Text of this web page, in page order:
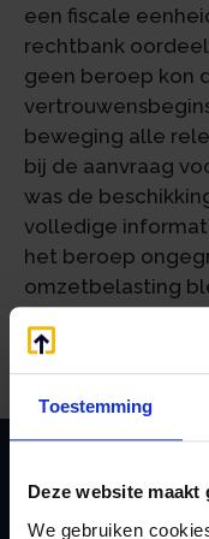
Toestemming
Deze website
We gebruiken
een fiscale
rechtbank
geen beroep kon
beweging alle
bij de aanvraag
was de
volledige
het beroep
omzetbelasting
Bron:Rechtbank